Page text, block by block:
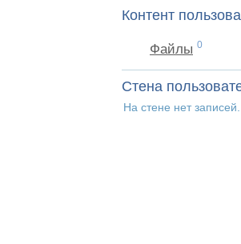
Контент
Файлы 0
Стена
На стене нет